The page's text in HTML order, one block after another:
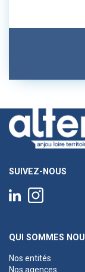
SUIVEZ-NOUS
QUI SOMMES
Nos entités
Nos agences